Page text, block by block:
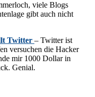
viele Blogs
gibt auch nicht
Twitter – Twitter ist
versuchen die Hacker
mir 1000 Dollar in
Genial.